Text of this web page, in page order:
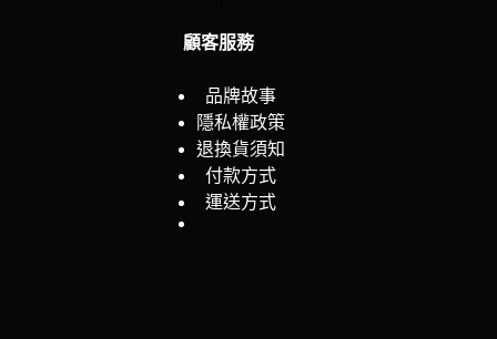
顧客服務
品牌故事
隱私權政策
退換貨須知
付款方式
運送方式